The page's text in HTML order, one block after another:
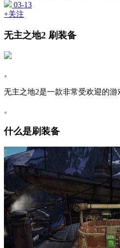
03-13
+关注
无主之地2 刷装备
。
无主之地2是一款非常受欢迎的
。
什么是刷装备